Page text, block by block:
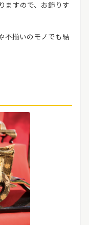
ますので、お飾りす
不揃いのモノでも結